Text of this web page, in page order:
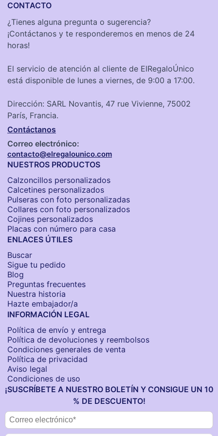
CONTACTO
¿Tienes alguna pregunta o sugerencia?
¡Contáctanos y te responderemos en menos de 24
horas!
El servicio de atención al cliente de ElRegaloÚnico
está disponible de lunes a viernes, de 9:00 a 17:00.
Dirección: SARL Novantis, 47 rue Vivienne, 75002
París, Francia.
Contáctanos
Correo electrónico:
contacto@elregalounico.com
NUESTROS PRODUCTOS
Calzoncillos personalizados​
Calcetines personalizados
Pulseras con foto personalizadas
Collares con foto personalizados
Cojines personalizados
Placas con número para casa
ENLACES ÚTILES
Buscar
Sigue tu pedido
Blog
Preguntas frecuentes
Nuestra historia
Hazte embajador/a
INFORMACIÓN LEGAL
Política de envío y entrega
Política de devoluciones y reembolsos
Condiciones generales de venta
Política de privacidad
Aviso legal
Condiciones de uso
¡SUSCRÍBETE A NUESTRO BOLETÍN Y CONSIGUE UN 10
% DE DESCUENTO!